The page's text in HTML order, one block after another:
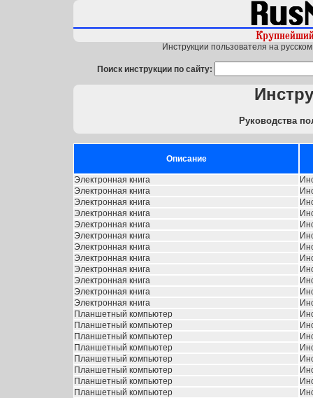
Инструкции пользователя на
Поиск инструкции по сайту:
Руководства
Описание
Электронная книга
Электронная книга
Электронная книга
Электронная книга
Электронная книга
Электронная книга
Электронная книга
Электронная книга
Электронная книга
Электронная книга
Электронная книга
Электронная книга
Планшетный компьютер
Планшетный компьютер
Планшетный компьютер
Планшетный компьютер
Планшетный компьютер
Планшетный компьютер
Планшетный компьютер
Планшетный компьютер